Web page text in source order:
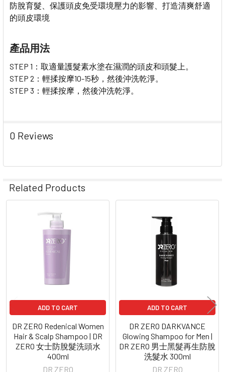
防脫育髮、保護頭皮免受環境壓力的影響、打造清爽舒適
的頭皮環境
產品用法
STEP 1：取適量護髮素水塗在濕潤的頭皮和頭髮上。
STEP 2：輕揉按摩10-15秒，然後沖洗乾淨。
STEP 3：輕揉按摩，然後沖洗乾淨。
0 Reviews
Related Products
Related
Products
ADD TO CART
DR ZERO Redenical Women
Hair & Scalp Shampoo | DR
ZERO 女士防脫髮洗頭水
400ml
DR ZERO
ADD TO CART
DR ZERO DARKVANCE
Glowing Shampoo for Men |
DR ZERO 男士黑髮再生防脫
洗髮水 300ml
DR ZERO